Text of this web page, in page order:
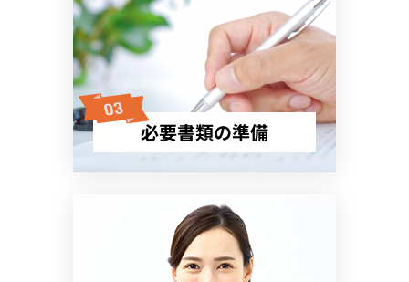
必要書類の準備